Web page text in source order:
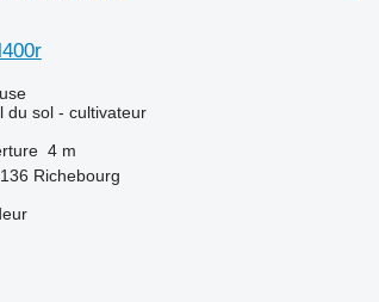
du sol - cultivateur
4 m
Richebourg